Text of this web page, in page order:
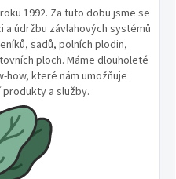
1992. Za tuto dobu jsme se
údržbu závlahových systémů
sadů, polních plodin,
ploch. Máme dlouholeté
how, které nám umožňuje
a služby.